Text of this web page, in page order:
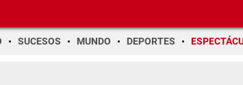
SUCESOS MUNDO DEPORTES